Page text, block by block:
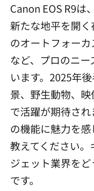
Canon EOS R9は
新たな地平を開
のオートフォー
など、プロのニ
います。2025年
景、野生動物、
で活躍が期待さ
の機能に魅力を
教えてください
ジェット業界を
です。